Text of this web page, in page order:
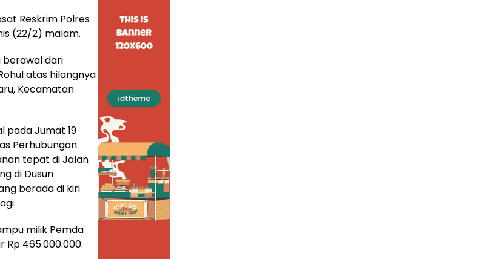
Reskrim Polres
(22/2) malam.
berawal dari
atas hilangnya
Kecamatan
pada Jumat 19
Perhubungan
tepat di Jalan
di Dusun
berada di kiri
milik Pemda
Rp 465.000.000.